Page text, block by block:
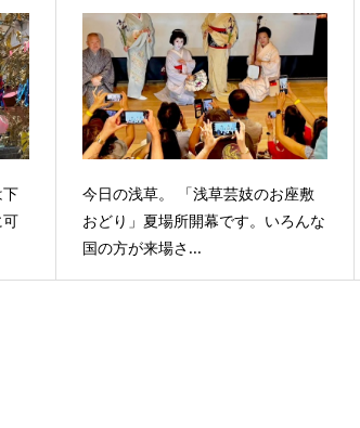
今日の浅草。 「浅草芸妓のお座敷
おどり」夏場所開幕です。いろんな
国の方が来場さ...